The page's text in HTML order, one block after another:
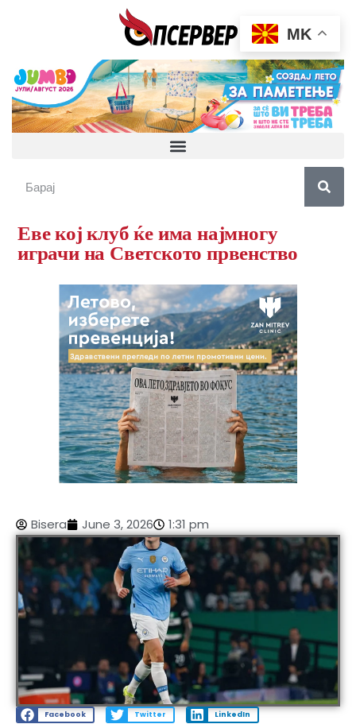
Еве кој клуб ќе има најмногу
играчи на Светското првенство
Bisera June 3, 2026 1:31 pm
Facebook Twitter LinkedIn
MK